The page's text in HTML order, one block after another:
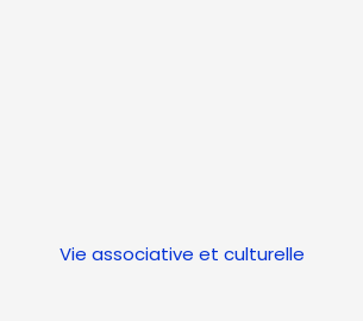
Vie associative et culturelle